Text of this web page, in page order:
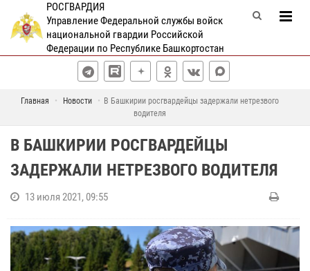
РОСГВАРДИЯ
Управление Федеральной службы войск
национальной гвардии Российской
Федерации по Республике Башкортостан
Главная Новости
В Башкирии росгвардейцы задержали нетрезвого
водителя
В БАШКИРИИ РОСГВАРДЕЙЦЫ
ЗАДЕРЖАЛИ НЕТРЕЗВОГО ВОДИТЕЛЯ
13 июля 2021, 09:55